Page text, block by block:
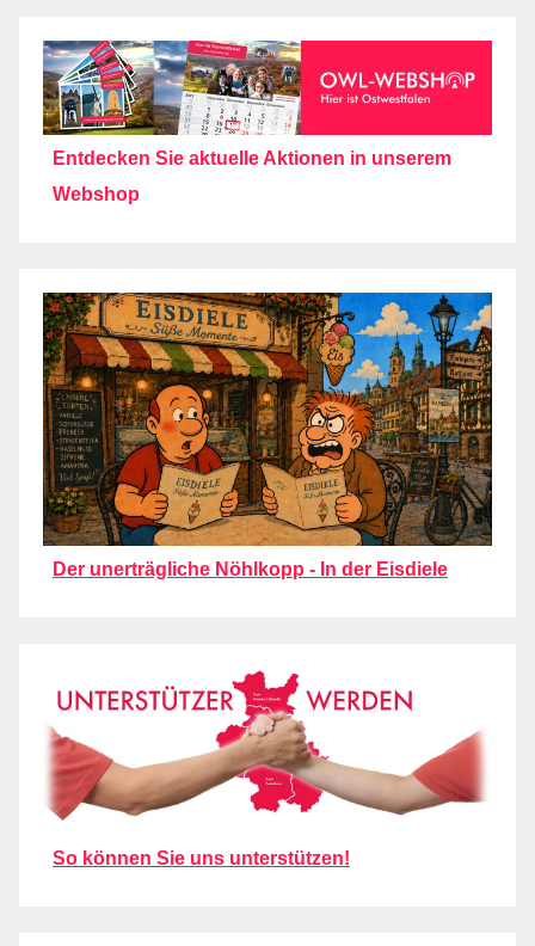
Entdecken Sie aktuelle Aktionen in unserem
Webshop
Der unerträgliche Nöhlkopp - In der Eisdiele
So können Sie uns unterstützen!